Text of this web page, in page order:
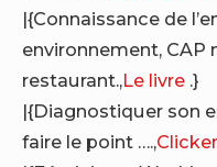
|{Connaissance de
environnement, CAP
restaurant.,Le livre .}
|{Diagnostiquer son
faire le point ….,